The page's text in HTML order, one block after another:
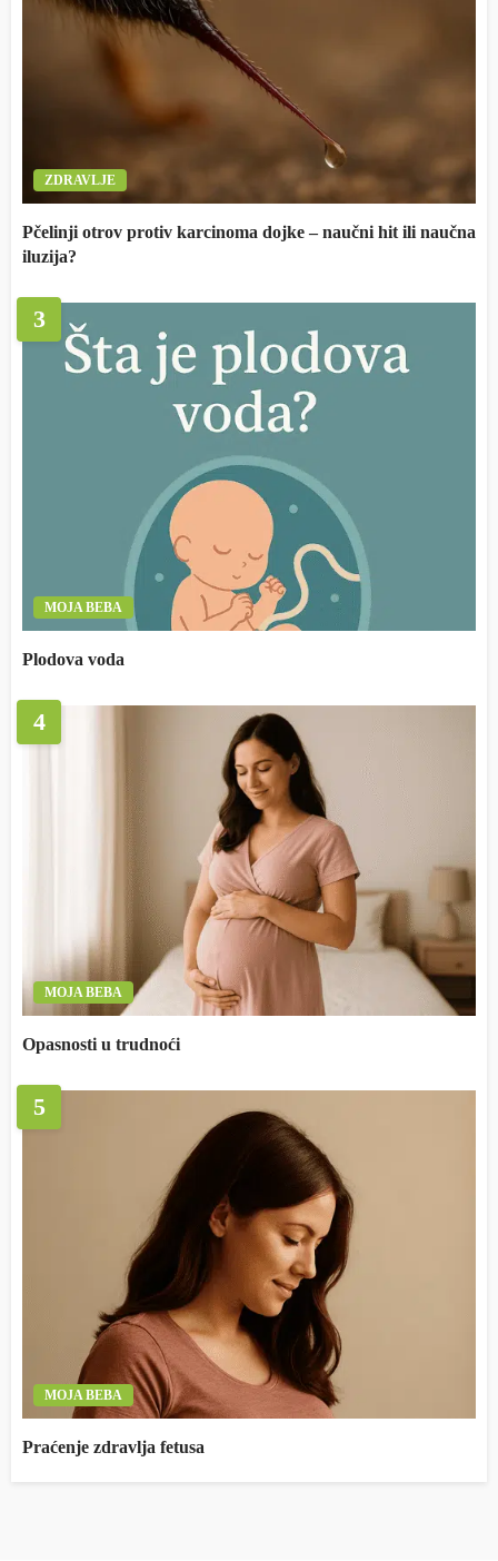
ZDRAVLJE
Pčelinji otrov protiv karcinoma dojke – naučni hit ili naučna
iluzija?
3
MOJA BEBA
Plodova voda
4
MOJA BEBA
Opasnosti u trudnoći
5
MOJA BEBA
Praćenje zdravlja fetusa